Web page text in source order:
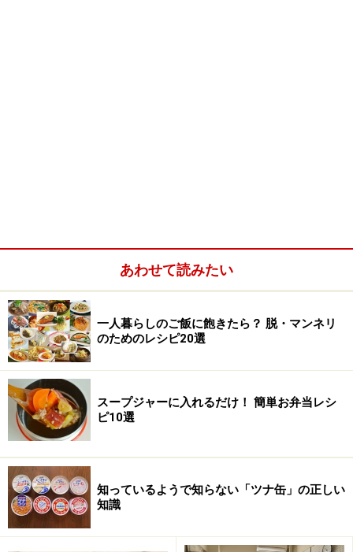
あわせて読みたい
一人暮らしのご飯に飽きたら？ 脱・マンネリ
のためのレシピ20選
スープジャーに入れるだけ！ 簡単お弁当レシ
ピ10選
知っているようで知らない「ツナ缶」の正しい
知識